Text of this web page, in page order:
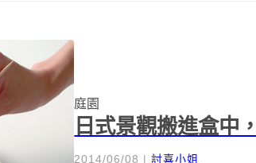
庭園
日式景觀搬進盒中
2014/06/08 |討喜小姐